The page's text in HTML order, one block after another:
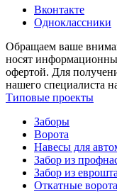
Вконтакте
Одноклассники
Обращаем ваше
носят
офертой. Для
нашего специалиста
Типовые проекты
Заборы
Ворота
Навесы для
Забор из
Забор из
Откатные ворота